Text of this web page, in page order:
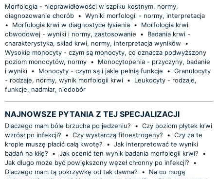
Morfologia - nieprawidłowości w szpiku kostnym, normy,
diagnozowanie chorób • Wyniki morfologii - normy, interpretacja
•
Morfologia krwi w diagnostyce łysienia •
Morfologia krwi
obwodowej - wyniki i normy, zastosowanie
•
Badania krwi -
charakterystyka, skład krwi, normy, interpretacja wyników
•
Wysokie monocyty - czym są monocyty, co oznacza podwyższony
poziom monocytów, normy •
Monocytopenia - przyczyny, badanie
i wyniki • Monocyty - czym są i jakie pełnią funkcje • Granulocyty
- rodzaje, normy, wynik morfologii krwi •
Leukocyty - rodzaje,
funkcje, nadmiar, niedobór
NAJNOWSZE PYTANIA Z TEJ SPECJALIZACJI
Dlaczego mam bóle brzucha po jedzeniu? • Czy poziom płytek krwi
wzrósł po infekcji?
• Czy wystarczą fitoestrogeny? • Czy za te
krople muszę płacić całą kwotę?
• Jak interpretować te wyniki
badań na kiłę?
• Jak ocenić ten wynik badania morfologii krwi?
•
Jak długo może być powiększony węzeł chłonny po infekcji?
•
Dlaczego mam tą pokrzywkę od tak dawna?
•
Na co mogą